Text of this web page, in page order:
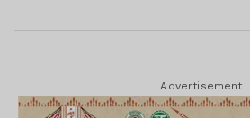
Advertisement